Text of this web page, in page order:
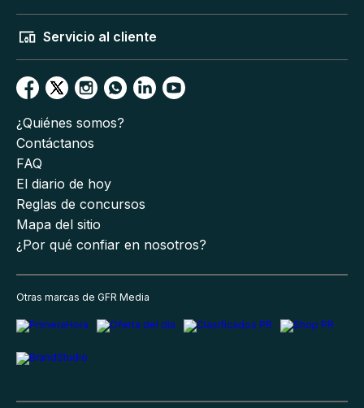
Servicio al cliente
¿Quiénes somos?
Contáctanos
FAQ
El diario de hoy
Reglas de concursos
Mapa del sitio
¿Por qué confiar en nosotros?
Otras marcas de GFR Media